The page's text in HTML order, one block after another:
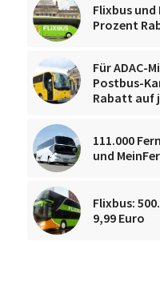
Flixbus
Prozent
Für ADAC-
Postbus-
Rabatt auf
111.000
und
Flixbus:
9,99 Euro